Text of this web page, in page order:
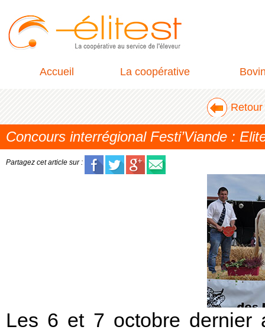
Accueil La coopérative
Concours interrégional Festi’Viande :
Partagez cet article sur :
Les 6 et 7 octobre dernier